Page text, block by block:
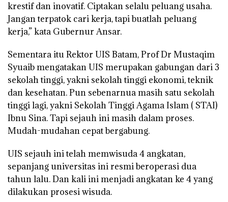
krestif dan inovatif. Ciptakan selalu peluang usaha.
Jangan terpatok cari kerja, tapi buatlah peluang
kerja,” kata Gubernur Ansar.
Sementara itu Rektor UIS Batam, Prof Dr Mustaqim
Syuaib mengatakan UIS merupakan gabungan dari 3
sekolah tinggi, yakni sekolah tinggi ekonomi, teknik
dan kesehatan. Pun sebenarnua masih satu sekolah
tinggi lagi, yakni Sekolah Tinggi Agama Islam ( STAI)
Ibnu Sina. Tapi sejauh ini masih dalam proses.
Mudah-mudahan cepat bergabung.
UIS sejauh ini telah memwisuda 4 angkatan,
sepanjang universitas ini resmi beroperasi dua
tahun lalu. Dan kali ini menjadi angkatan ke 4 yang
dilakukan prosesi wisuda.